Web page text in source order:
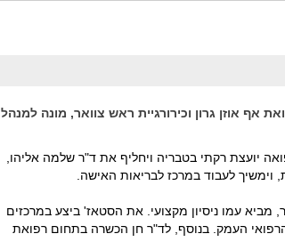
אף אוזן גרון וכירורגיית ראש צוואר, מונה למנהל
יועצת רקתי בטבריה ויחליף את ד"ר שלמה אליהו,
לעבוד במרכז לבריאות האישה.
מביא עמו ניסיון מקצועי. את הסטאז' ביצע במרכזים
הרפואי העמק. בנוסף, לד"ר חן הכשרה בתחום רפואת